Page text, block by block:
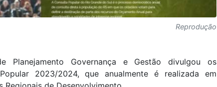
Reprodução
Planejamento Governança e Gestão divulgou os
2023/2024, que anualmente é realizada em